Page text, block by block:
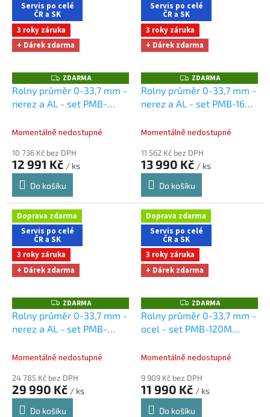
Servis po celé
ČR a SK
3 roky záruka
+ Dárek zdarma
Z
D
A
R
ZDARMA
Rolny průměr 0-33,7 mm -
nerez a AL - set PMB-
zdarma při nákupu na e-
Momentálně nedostupné
10 736 Kč bez DPH
12 991 Kč / ks
Do košíku
Servis po celé
ČR a SK
3 roky záruka
+ Dárek zdarma
Z
D
A
R
ZDARMA
Rolny průměr 0-33,7 mm -
nerez a AL - set PMB-160H
při nákupu na e-shopu
Momentálně nedostupné
11 562 Kč bez DPH
13 990 Kč / ks
Do košíku
Doprava zdarma
Servis po celé
ČR a SK
3 roky záruka
+ Dárek zdarma
Z
D
A
R
ZDARMA
Rolny průměr 0-33,7 mm -
nerez a AL - set PMB-
zdarma při nákupu na e-
Momentálně nedostupné
24 785 Kč bez DPH
29 990 Kč / ks
Do košíku
Doprava zdarma
Servis po celé
ČR a SK
3 roky záruka
+ Dárek zdarma
Z
D
A
R
ZDARMA
Rolny průměr 0-33,7 mm -
ocel - set PMB-120M
při nákupu na e-shopu
Momentálně nedostupné
9 909 Kč bez DPH
11 990 Kč / ks
Do košíku